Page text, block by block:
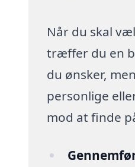
Når du skal
træffer du en
du ønsker,
personlige
mod at finde